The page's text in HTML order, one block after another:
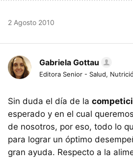
2 Agosto 2010
Gabriela Gottau
Editora Senior - Salud,
Sin duda el día de la
esperado y en el cual
de nosotros, por eso, todo lo
para lograr un óptimo
gran ayuda. Respecto a la